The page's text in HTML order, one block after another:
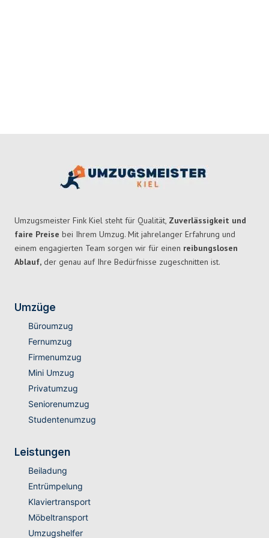
Umzugsmeister Fink Kiel steht für Qualität, Zuverlässigkeit und
faire Preise bei Ihrem Umzug. Mit jahrelanger Erfahrung und
einem engagierten Team sorgen wir für einen reibungslosen
Ablauf, der genau auf Ihre Bedürfnisse zugeschnitten ist.
Umzüge
Büroumzug
Fernumzug
Firmenumzug
Mini Umzug
Privatumzug
Seniorenumzug
Studentenumzug
Leistungen
Beiladung
Entrümpelung
Klaviertransport
Möbeltransport
Umzugshelfer